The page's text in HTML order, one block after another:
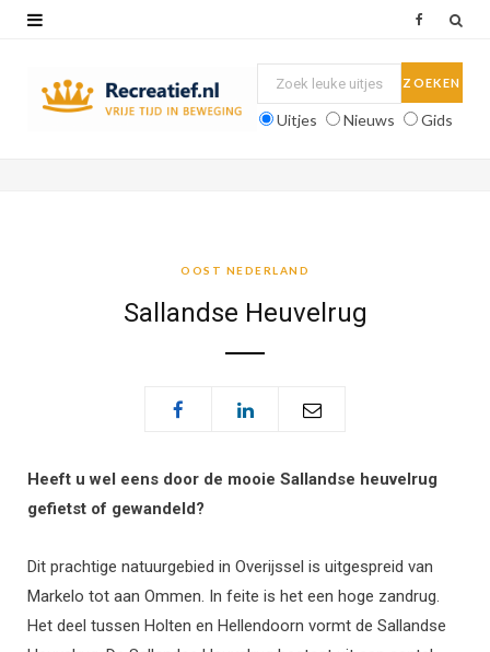
Uitjes Nieuws Gids
OOST NEDERLAND
Sallandse Heuvelrug
Heeft u wel eens door de mooie Sallandse heuvelrug
gefietst of gewandeld?
Dit prachtige natuurgebied in Overijssel is uitgespreid van
Markelo tot aan Ommen. In feite is het een hoge zandrug.
Het deel tussen Holten en Hellendoorn vormt de Sallandse